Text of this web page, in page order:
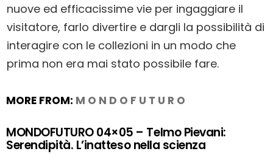
nuove ed efficacissime vie per ingaggiare il
visitatore, farlo divertire e dargli la possibilità di
interagire con le collezioni in un modo che
prima non era mai stato possibile fare.
MORE FROM: M O N D O F U T U R O
MONDOFUTURO 04×05 – Telmo Pievani:
Serendipità. L’inatteso nella scienza